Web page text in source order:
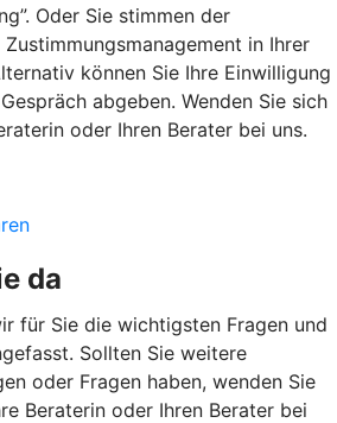
Oder Sie stimmen der
in Ihrer
können Sie Ihre Einwilligung
abgeben. Wenden Sie sich
oder Ihren Berater bei uns.
da
für Sie die wichtigsten Fragen und
Sollten Sie weitere
oder Fragen haben, wenden Sie
Beraterin oder Ihren Berater bei